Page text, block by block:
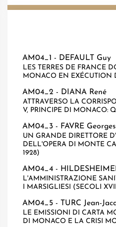
AM04_1 - DEFAULT Guy
LES TERRES DE FRANCE
MONACO EN EXÉCUTION
AM04_2 - DIANA René
ATTRAVERSO LA
V, PRINCIPE DI MONACO:
AM04_3 - FAVRE Georges
UN GRANDE DIRETTORE
DELL'OPERA DI MONTE
1928)
AM04_4 -
L'AMMINISTRAZIONE
I MARSIGLIESI (SECOLI
AM04_5 - TURC Jean-
LE EMISSIONI DI CARTA
DI MONACO E LA CRISI